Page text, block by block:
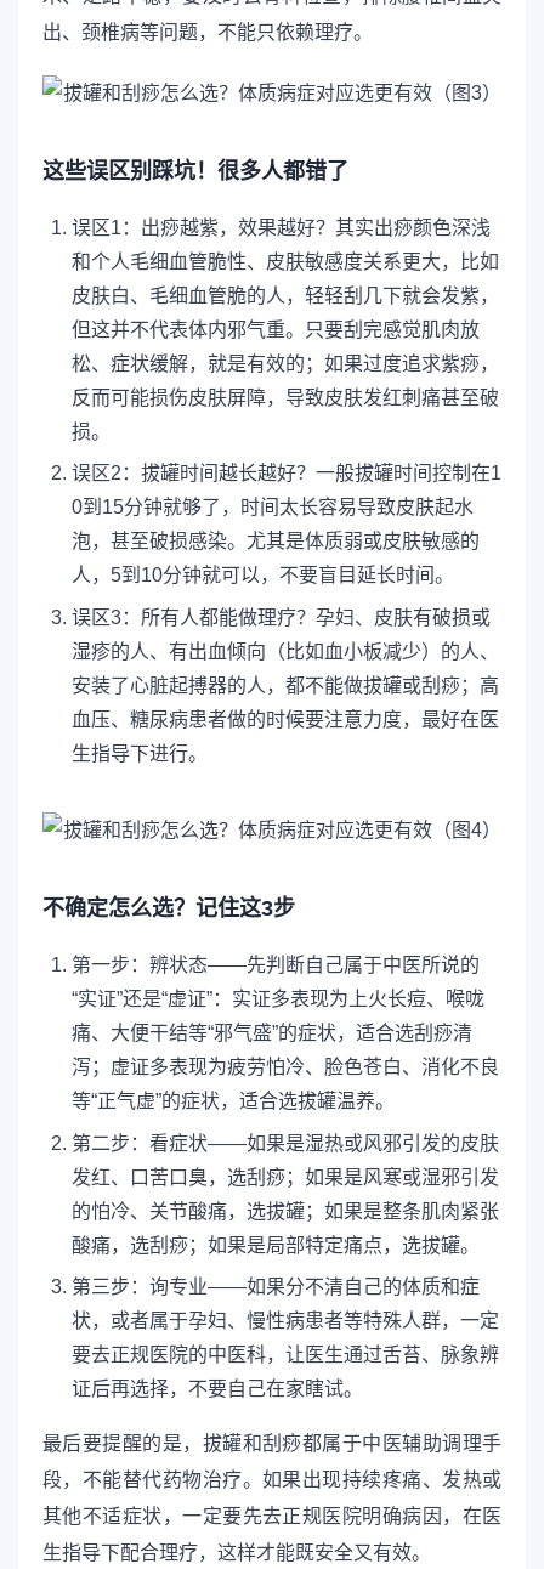
出、颈椎病等问题，不能只依赖理疗。
这些误区别踩坑！很多人都错了
误区1：出痧越紫，效果越好？其实出痧颜色深浅
和个人毛细血管脆性、皮肤敏感度关系更大，比如
皮肤白、毛细血管脆的人，轻轻刮几下就会发紫，
但这并不代表体内邪气重。只要刮完感觉肌肉放
松、症状缓解，就是有效的；如果过度追求紫痧，
反而可能损伤皮肤屏障，导致皮肤发红刺痛甚至破
损。
误区2：拔罐时间越长越好？一般拔罐时间控制在1
0到15分钟就够了，时间太长容易导致皮肤起水
泡，甚至破损感染。尤其是体质弱或皮肤敏感的
人，5到10分钟就可以，不要盲目延长时间。
误区3：所有人都能做理疗？孕妇、皮肤有破损或
湿疹的人、有出血倾向（比如血小板减少）的人、
安装了心脏起搏器的人，都不能做拔罐或刮痧；高
血压、糖尿病患者做的时候要注意力度，最好在医
生指导下进行。
不确定怎么选？记住这3步
第一步：辨状态——先判断自己属于中医所说的
“实证”还是“虚证”：实证多表现为上火长痘、喉咙
痛、大便干结等“邪气盛”的症状，适合选刮痧清
泻；虚证多表现为疲劳怕冷、脸色苍白、消化不良
等“正气虚”的症状，适合选拔罐温养。
第二步：看症状——如果是湿热或风邪引发的皮肤
发红、口苦口臭，选刮痧；如果是风寒或湿邪引发
的怕冷、关节酸痛，选拔罐；如果是整条肌肉紧张
酸痛，选刮痧；如果是局部特定痛点，选拔罐。
第三步：询专业——如果分不清自己的体质和症
状，或者属于孕妇、慢性病患者等特殊人群，一定
要去正规医院的中医科，让医生通过舌苔、脉象辨
证后再选择，不要自己在家瞎试。
最后要提醒的是，拔罐和刮痧都属于中医辅助调理手
段，不能替代药物治疗。如果出现持续疼痛、发热或
其他不适症状，一定要先去正规医院明确病因，在医
生指导下配合理疗，这样才能既安全又有效。